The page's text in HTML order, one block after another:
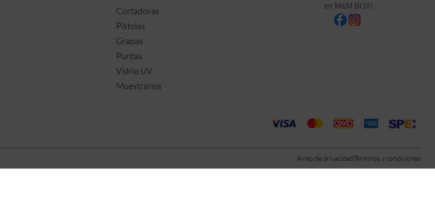
Cortadoras
Pistolas
Grapas
Puntas
Vidrio UV
Muestrarios
en M&M BOX!
Aviso de privacidadTérminos y condiciones